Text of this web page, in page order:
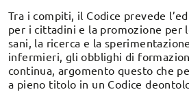
Tra i compiti, il Codice prevede
per i cittadini e la promozione per
sani, la ricerca e la
infermieri, gli obblighi di
continua, argomento questo che
a pieno titolo in un Codice